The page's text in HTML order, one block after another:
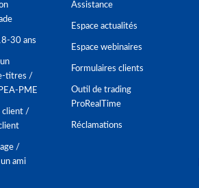
30 ans
titres /
PME
client /
/
ami
Assistance
Espace actualités
Espace webinaires
Formulaires clients
Outil de trading
ProRealTime
Réclamations